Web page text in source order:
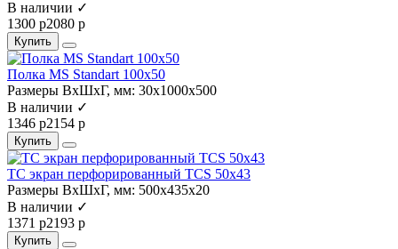
В наличии ✓
1300 р2080 р
Купить
Полка MS Standart 100x50
Размеры ВхШхГ, мм: 30x1000x500
В наличии ✓
1346 р2154 р
Купить
TC экран перфорированный TCS 50x43
Размеры ВхШхГ, мм: 500х435х20
В наличии ✓
1371 р2193 р
Купить